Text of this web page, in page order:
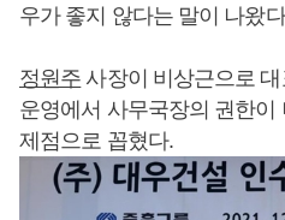
우가 좋지 않다는 말이 나왔
정원주 사장이 비상근으로
운영에서 사무국장의 권한이
제점으로 꼽혔다.